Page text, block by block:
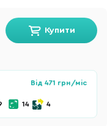
Купити
Від 471 грн/міс
14 4